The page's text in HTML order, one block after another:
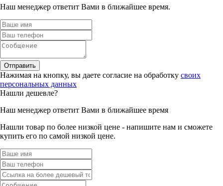
Наш менеджер ответит Вами в ближайшее время.
Отправить
Нажимая на кнопку, вы даете согласие на обработку своих
персональных данных
Нашли дешевле?
Наш менеджер ответит Вами в ближайшее время
Нашли товар по более низкой цене - напишите нам и сможете
купить его по самой низкой цене.